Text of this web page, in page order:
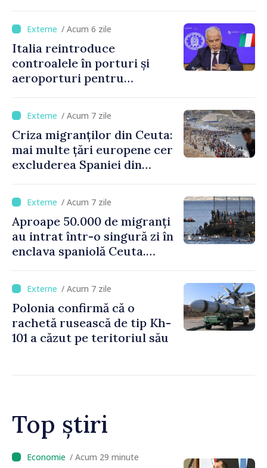
/ Acum 6 zile
Italia reintroduce
controalele în porturi și
aeroporturi pentru
crizei migranților din Ceuta
/ Acum 7 zile
Criza migranților din Ceuta:
mai multe țări europene cer
excluderea Spaniei din
/ Acum 7 zile
Aproape 50.000 de migranți
au intrat într-o singură zi în
enclava spaniolă Ceuta.
Schengen cu Spania
/ Acum 7 zile
Polonia confirmă că o
rachetă rusească de tip Kh-
101 a căzut pe teritoriul său
Top știri
/ Acum 12 minute